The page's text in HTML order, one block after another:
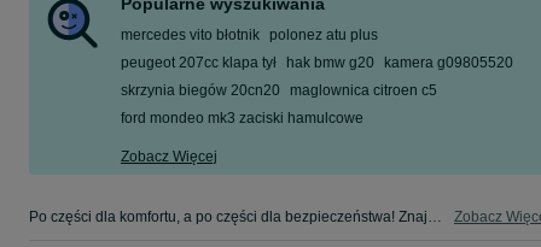
Popularne wyszukiwania
mercedes vito błotnik
polonez atu plus
peugeot 207cc klapa tył
hak bmw g20
kamera g09805520
skrzynia biegów 20cn20
maglownica citroen c5
ford mondeo mk3 zaciski hamulcowe
Zobacz Więcej
Po części dla komfortu, a po części dla bezpieczeństwa! Znajdź coś dla swojego auta w kategorii Osobowe na OLX - Radom i okolice! Zobacz